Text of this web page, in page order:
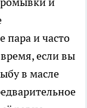
пара и часто
если вы
в масле